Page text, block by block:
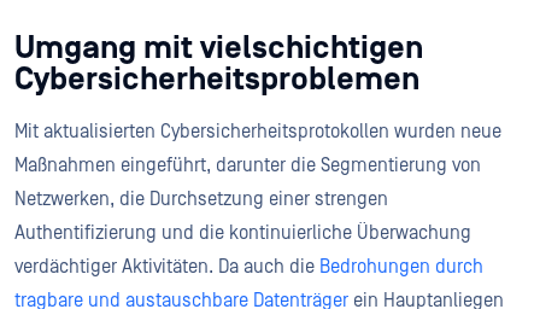
Umgang mit vielschichtigen
Cybersicherheitsproblemen
Mit aktualisierten Cybersicherheitsprotokollen wurden neue
Maßnahmen eingeführt, darunter die Segmentierung von
Netzwerken, die Durchsetzung einer strengen
Authentifizierung und die kontinuierliche Überwachung
verdächtiger Aktivitäten. Da auch die Bedrohungen durch
tragbare und austauschbare Datenträger ein Hauptanliegen